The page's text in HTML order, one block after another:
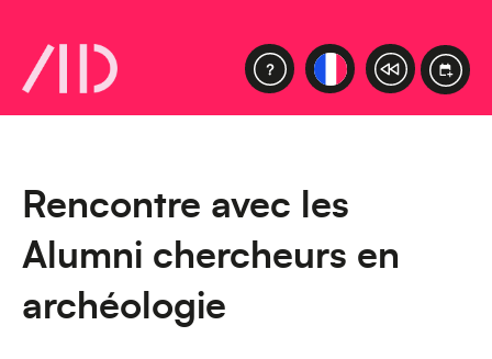
Rencontre avec les
Alumni chercheurs en
archéologie